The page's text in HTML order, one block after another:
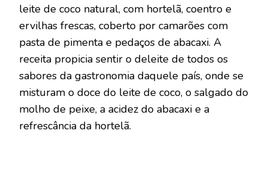
leite de coco natural, com hortelã, coentro e
ervilhas frescas, coberto por camarões com
pasta de pimenta e pedaços de abacaxi. A
receita propicia sentir o deleite de todos os
sabores da gastronomia daquele país, onde se
misturam o doce do leite de coco, o salgado do
molho de peixe, a acidez do abacaxi e a
refrescância da hortelã.